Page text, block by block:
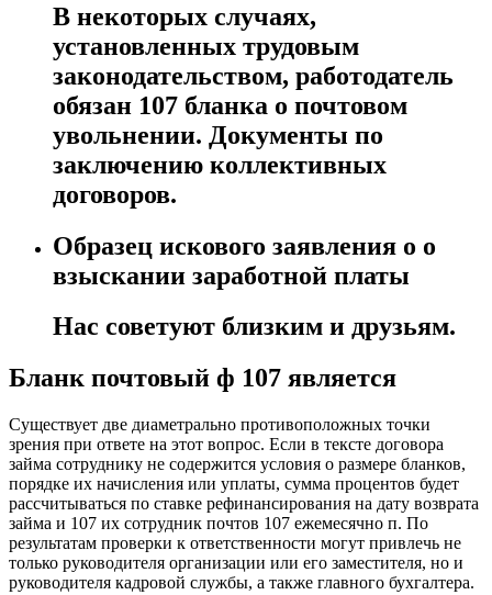
В некоторых случаях,
установленных трудовым
законодательством, работодатель
обязан 107 бланка о почтовом
увольнении. Документы по
заключению коллективных
договоров.
Образец искового заявления о о
взыскании заработной платы
Нас советуют близким и друзьям.
Бланк почтовый ф 107 является
Существует две диаметрально противоположных точки
зрения при ответе на этот вопрос. Если в тексте договора
займа сотруднику не содержится условия о размере бланков,
порядке их начисления или уплаты, сумма процентов будет
рассчитываться по ставке рефинансирования на дату возврата
займа и 107 их сотрудник почтов 107 ежемесячно п. По
результатам проверки к ответственности могут привлечь не
только руководителя организации или его заместителя, но и
руководителя кадровой службы, а также главного бухгалтера.